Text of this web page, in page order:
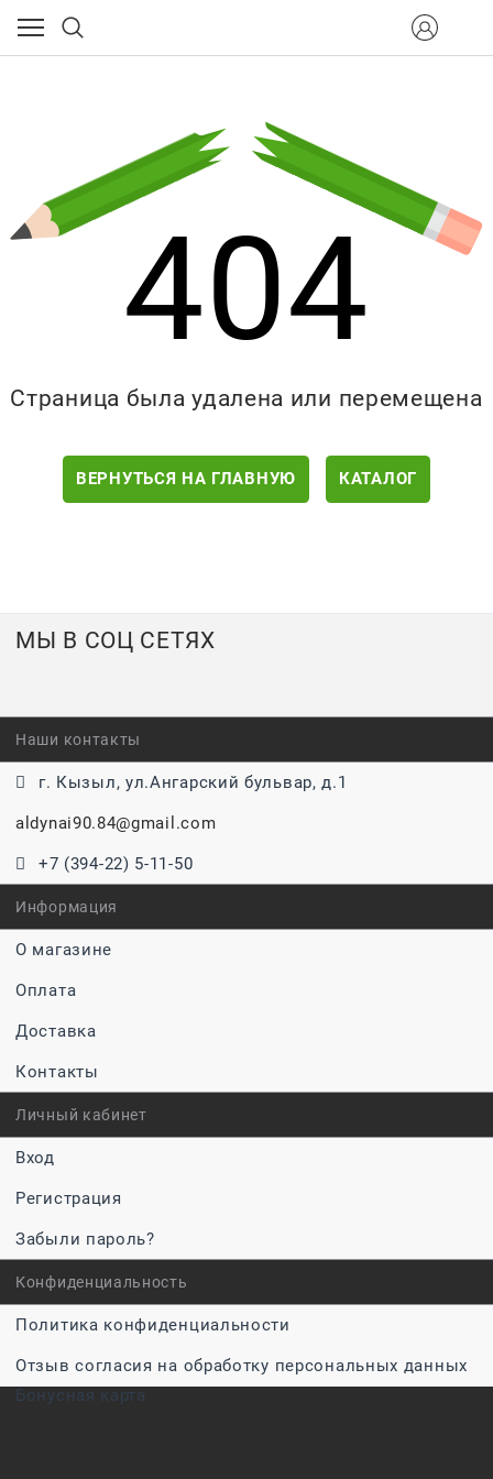
404
Страница была удалена или перемещена
ВЕРНУТЬСЯ НА ГЛАВНУЮ КАТАЛОГ
МЫ В СОЦ СЕТЯХ
Наши контакты
г. Кызыл, ул.Ангарский бульвар, д.1
aldynai90.84@gmail.com
+7 (394-22) 5-11-50
Информация
О магазине
Оплата
Доставка
Контакты
Личный кабинет
Вход
Регистрация
Забыли пароль?
Конфиденциальность
Политика конфиденциальности
Отзыв согласия на обработку персональных данных
Бонусная карта